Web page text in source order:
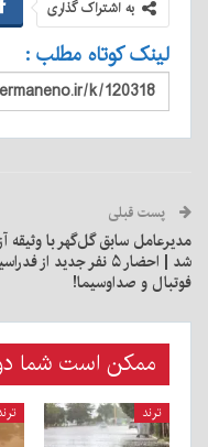
به اشتراک گذاری
لینک کوتاه مطلب :
پست قبلی
مدیرعامل سابق گل‌گهر با وثیقه
شد | احضار ۵ نفر جدید از
فوتبال و صداوسیما!
ممکن است شما
ترند